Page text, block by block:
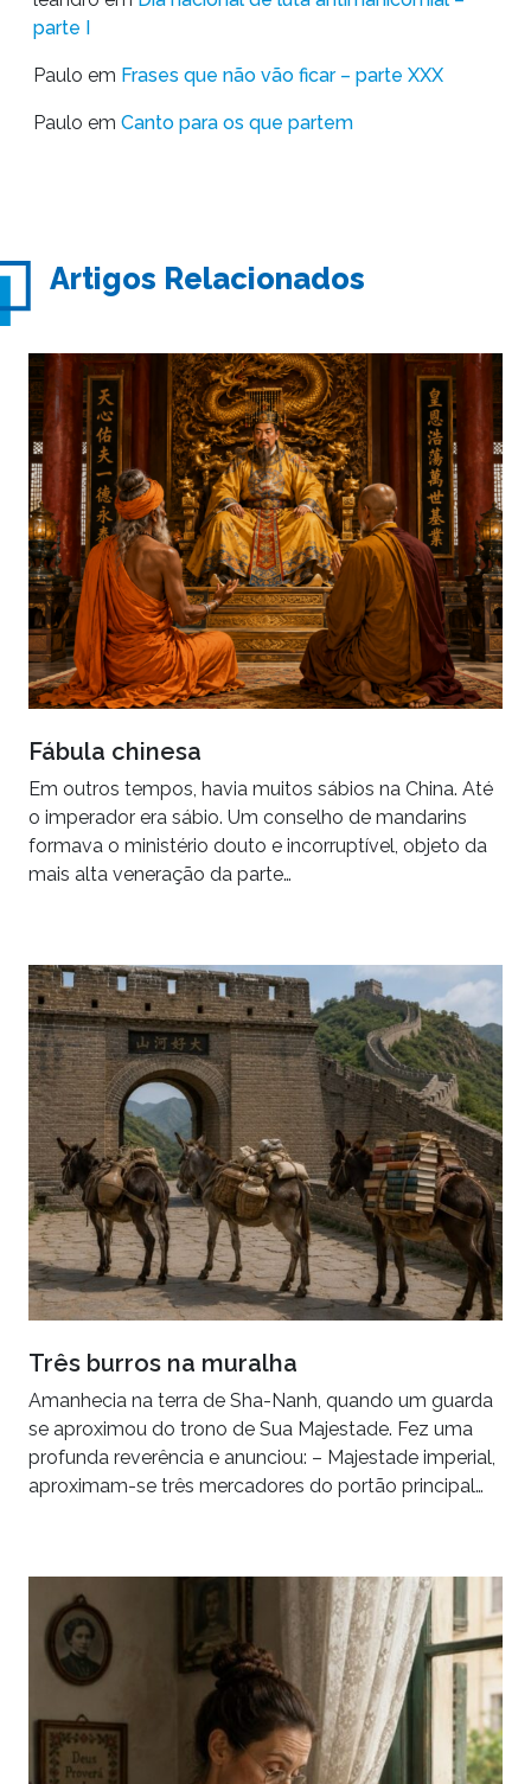
parte I
Paulo em Frases que não vão ficar – parte XXX
Paulo em Canto para os que partem
Artigos Relacionados
Fábula chinesa
Em outros tempos, havia muitos sábios na China. Até
o imperador era sábio. Um conselho de mandarins
formava o ministério douto e incorruptível, objeto da
mais alta veneração da parte…
Três burros na muralha
Amanhecia na terra de Sha-Nanh, quando um guarda
se aproximou do trono de Sua Majestade. Fez uma
profunda reverência e anunciou: – Majestade imperial,
aproximam-se três mercadores do portão principal…